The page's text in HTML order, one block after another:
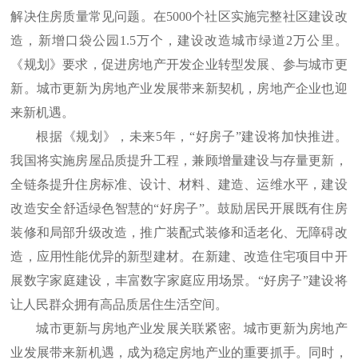
解决住房质量常见问题。在5000个社区实施完整社区建设改
造，新增口袋公园1.5万个，建设改造城市绿道2万公里。
《规划》要求，促进房地产开发企业转型发展、参与城市更
新。城市更新为房地产业发展带来新契机，房地产企业也迎
来新机遇。
根据《规划》，未来5年，“好房子”建设将加快推进。
我国将实施房屋品质提升工程，兼顾增量建设与存量更新，
全链条提升住房标准、设计、材料、建造、运维水平，建设
改造安全舒适绿色智慧的“好房子”。鼓励居民开展既有住房
装修和局部升级改造，推广装配式装修和适老化、无障碍改
造，应用性能优异的新型建材。在新建、改造住宅项目中开
展数字家庭建设，丰富数字家庭应用场景。“好房子”建设将
让人民群众拥有高品质居住生活空间。
城市更新与房地产业发展关联紧密。城市更新为房地产
业发展带来新机遇，成为稳定房地产业的重要抓手。同时，